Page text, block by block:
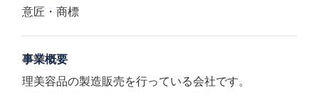
意匠・商標
事業概要
理美容品の製造販売を行っている会社です。